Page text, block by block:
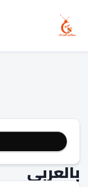
قناة
ميكس
بالعربي